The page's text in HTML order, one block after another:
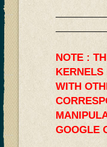
NOTE :
KERNELS
WITH
GOOGLE